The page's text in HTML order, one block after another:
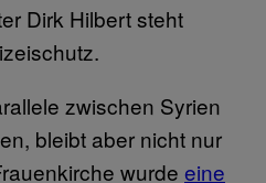
Dirk Hilbert steht
zwischen Syrien
bleibt aber nicht nur
wurde eine